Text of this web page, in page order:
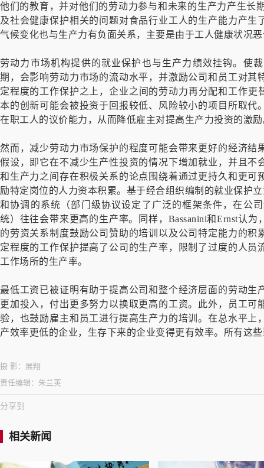
他们的教育，并对他们的劳动力参与和未来的生产力产生长
及社会健康保护相关的问题对食品行业工人的生产能力产
气候变化也与生产力有负面关系，主要是由于工人健康状况
劳动力市场机构提供的就业保护也与生产力绩效挂钩。使
期，会影响劳动力市场的流动水平，并激励公司和员工对
定程度的工作保护之上，企业之间的劳动力再分配和工
本的创新可能会被投资于回报较低、风险较小的项目所取
在职工人的议价能力，从而降低雇主对提高生产力投资的激
然而，减少劳动力市场保护的程度可能会带来更好的经济
假设，即它在不减少生产性投资的情况下增加就业，并且
和生产力之间存在积极关系的论点围绕着通过更持久和更
励特定岗位的人力资本积累。基于经合组织编制的就业保护
和协调的系统（部门级协议设定了广泛的框架条件，在公
统）往往会带来更高的生产率。同样，Bassanini和Ernst认
的劳资关系制度鼓励公司赞助的培训以及公司特定能力的
定程度的工作保护提高了公司的生产率，限制了过度的人
工作场所的生产率。
最低工资已被证明有助于提高公司和整个经济层面的劳动
更加投入，付出更多努力以换取更高的工资。此外，员工
验，也鼓励雇主和员工进行提高生产力的培训。在总水平
产效率更低的企业，生存下来的企业变得更有效率。所有这
摄 影： 展翔
责任编辑： 朱兰英
分享到
相关新闻